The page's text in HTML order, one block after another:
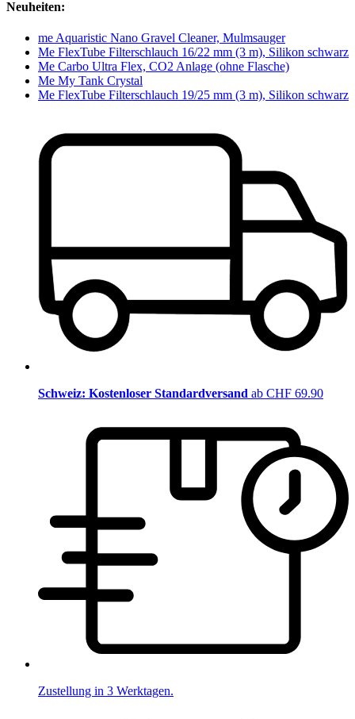
Neuheiten:
me Aquaristic Nano Gravel Cleaner, Mulmsauger
Me FlexTube Filterschlauch 16/22 mm (3 m), Silikon schwarz
Me Carbo Ultra Flex, CO2 Anlage (ohne Flasche)
Me My Tank Crystal
Me FlexTube Filterschlauch 19/25 mm (3 m), Silikon schwarz
Schweiz: Kostenloser Standardversand ab CHF 69.90
Zustellung in 3 Werktagen.